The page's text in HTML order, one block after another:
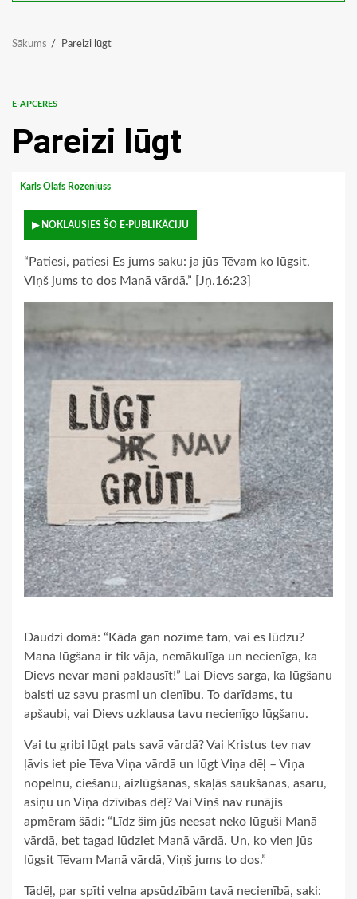
Sākums Pareizi lūgt
E-APCERES
Pareizi lūgt
Karls Olafs Rozeniuss
▶ NOKLAUSIES ŠO E-PUBLIKĀCIJU
“Patiesi, patiesi Es jums saku: ja jūs Tēvam ko lūgsit,
Viņš jums to dos Manā vārdā.” [Jņ.16:23]
Daudzi domā: “Kāda gan nozīme tam, vai es lūdzu?
Mana lūgšana ir tik vāja, nemākulīga un necienīga, ka
Dievs nevar mani paklausīt!” Lai Dievs sarga, ka lūgšanu
balsti uz savu prasmi un cienību. To darīdams, tu
apšaubi, vai Dievs uzklausa tavu necienīgo lūgšanu.
Vai tu gribi lūgt pats savā vārdā? Vai Kristus tev nav
ļāvis iet pie Tēva Viņa vārdā un lūgt Viņa dēļ – Viņa
nopelnu, ciešanu, aizlūgšanas, skaļās saukšanas, asaru,
asiņu un Viņa dzīvības dēļ? Vai Viņš nav runājis
apmēram šādi: “Līdz šim jūs neesat neko lūguši Manā
vārdā, bet tagad lūdziet Manā vārdā. Un, ko vien jūs
lūgsit Tēvam Manā vārdā, Viņš jums to dos.”
Tādēļ, par spīti velna apsūdzībām tavā necienībā, saki: